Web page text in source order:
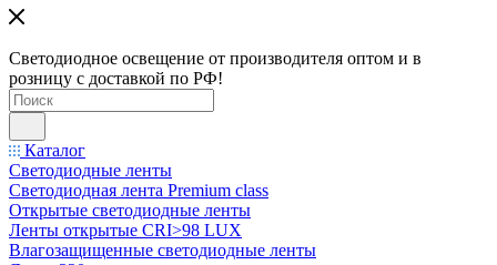
Светодиодное освещение от производителя оптом и в
розницу с доставкой по РФ!
Каталог
Светодиодные ленты
Светодиодная лента Premium class
Открытые светодиодные ленты
Ленты открытые CRI>98 LUX
Влагозащищенные светодиодные ленты